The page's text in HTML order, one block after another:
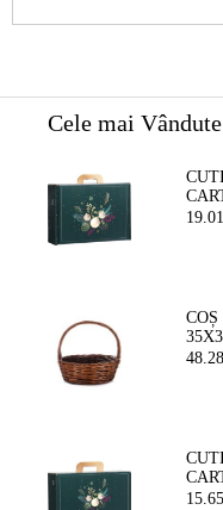
Cele mai Vândute